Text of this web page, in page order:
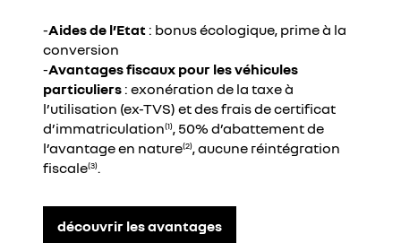
-Aides de l’Etat : bonus écologique, prime à la
conversion
-Avantages fiscaux pour les véhicules
particuliers : exonération de la taxe à
l’utilisation (ex-TVS) et des frais de certificat
d’immatriculation(1), 50% d’abattement de
l’avantage en nature(2), aucune réintégration
fiscale(3).
découvrir les avantages